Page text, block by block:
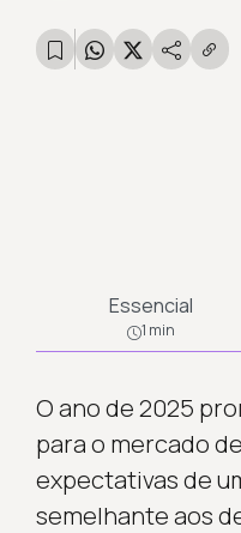
Essencial
1 min
O ano de 2025
para o mercado
expectativas de
semelhante aos